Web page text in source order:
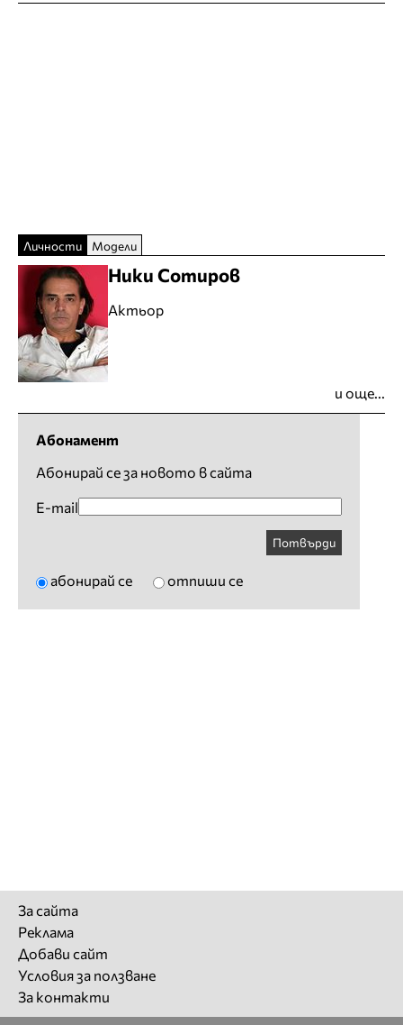
Личности Модели
Ники Сотиров
Актьор
и още...
Абонамент
Абонирай се за новото в сайта
E-mail
Потвърди
абонирай се отпиши се
За сайта
Реклама
Добави сайт
Условия за ползване
За контакти